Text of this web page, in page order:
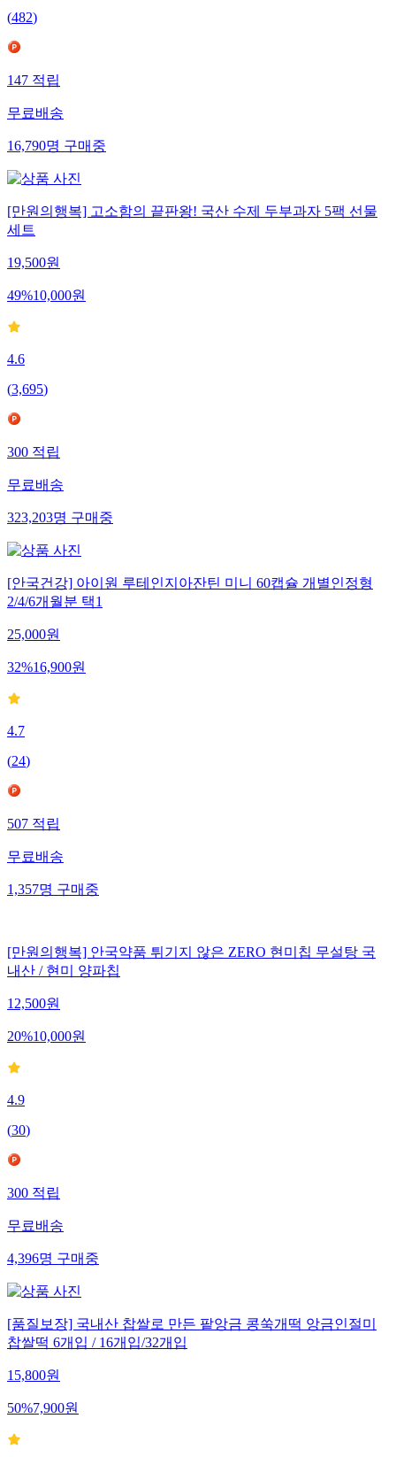
(482)
147적립
무료배송
16,790명구매중
[만원의행복] 고소함의 끝판왕! 국산 수제 두부과자 5팩 선물
세트
19,500원
49%10,000원
4.6
(3,695)
300적립
무료배송
323,203명구매중
[안국건강] 아이원 루테인지아잔틴 미니 60캡슐 개별인정형
2/4/6개월분 택1
25,000원
32%16,900원
4.7
(24)
507적립
무료배송
1,357명구매중
[만원의행복] 안국약품 튀기지 않은 ZERO 현미칩 무설탕 국
내산 / 현미 양파칩
12,500원
20%10,000원
4.9
(30)
300적립
무료배송
4,396명구매중
[품질보장] 국내산 찹쌀로 만든 팥앙금 콩쑥개떡 앙금인절미
찹쌀떡 6개입 / 16개입/32개입
15,800원
50%7,900원